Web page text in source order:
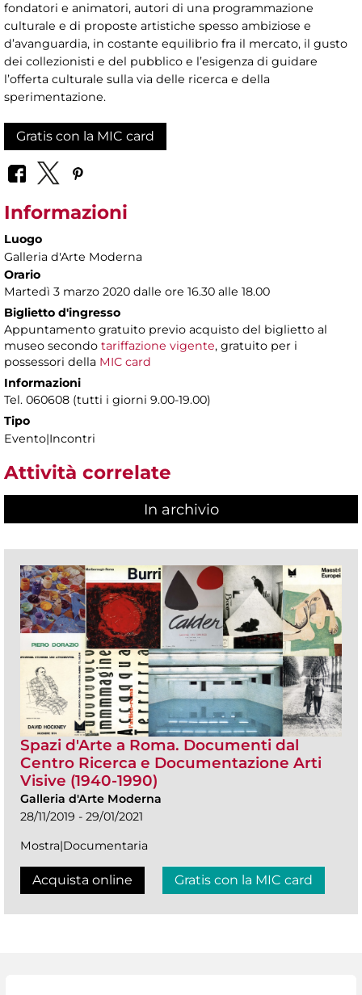
fondatori e animatori, autori di una programmazione
culturale e di proposte artistiche spesso ambiziose e
d’avanguardia, in costante equilibrio fra il mercato, il gusto
dei collezionisti e del pubblico e l’esigenza di guidare
l’offerta culturale sulla via delle ricerca e della
sperimentazione.
Gratis con la MIC card
Informazioni
Luogo
Galleria d'Arte Moderna
Orario
Martedì 3 marzo 2020 dalle ore 16.30 alle 18.00
Biglietto d'ingresso
Appuntamento gratuito previo acquisto del biglietto al
museo secondo tariffazione vigente, gratuito per i
possessori della MIC card
Informazioni
Tel. 060608 (tutti i giorni 9.00-19.00)
Tipo
Evento|Incontri
Attività correlate
In archivio
Spazi d'Arte a Roma. Documenti dal
Centro Ricerca e Documentazione Arti
Visive (1940-1990)
Galleria d'Arte Moderna
28/11/2019 - 29/01/2021
Mostra|Documentaria
Acquista online Gratis con la MIC card